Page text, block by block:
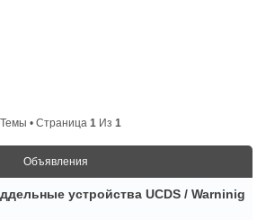
• Страница 1Из 1
Объявления
устройства UCDS / Warninig